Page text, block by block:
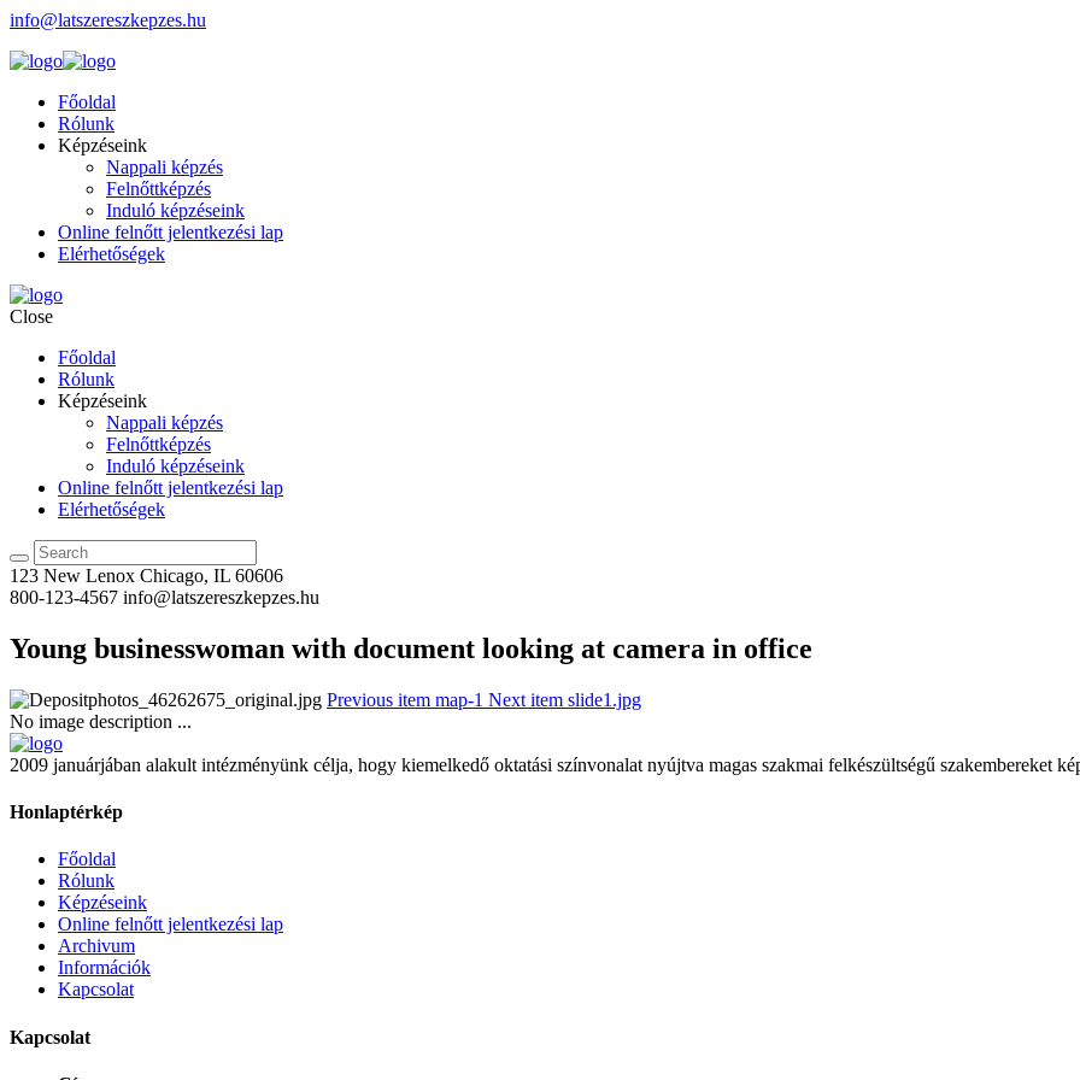
info@latszereszkepzes.hu
Főoldal
Rólunk
Képzéseink
Nappali képzés
Felnőttképzés
Induló képzéseink
Online felnőtt jelentkezési lap
Elérhetőségek
Close
Főoldal
Rólunk
Képzéseink
Nappali képzés
Felnőttképzés
Induló képzéseink
Online felnőtt jelentkezési lap
Elérhetőségek
123 New Lenox Chicago, IL 60606
800-123-4567 info@latszereszkepzes.hu
Young businesswoman with document looking at camera in office
Previous item map-1 Next item slide1.jpg
No image description ...
2009 januárjában alakult intézményünk célja, hogy kiemelkedő oktatási színvonalat nyújtva magas szakmai felkészültségű szakembereket
Honlaptérkép
Főoldal
Rólunk
Képzéseink
Online felnőtt jelentkezési lap
Archivum
Információk
Kapcsolat
Kapcsolat